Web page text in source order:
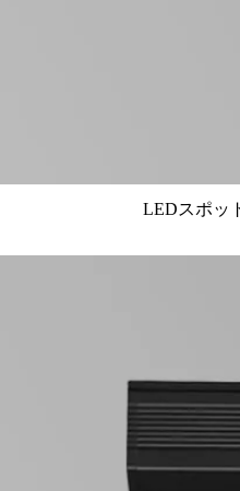
LEDスポッ